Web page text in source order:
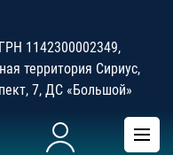
1142300002349,
территория Сириус,
7, ДС «Большой»